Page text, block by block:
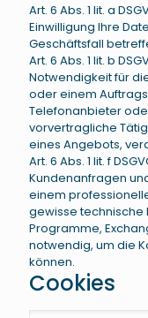
Art. 6 Abs. 1 lit. a
Einwilligung Ihre
Geschäftsfall
Art. 6 Abs. 1 lit. b
Notwendigkeit für
oder einem
Telefonanbieter
vorvertragliche
eines Angebots,
Art. 6 Abs. 1 lit. f
Kundenanfragen
einem
gewisse technische
Programme,
notwendig, um die
können.
Cookies